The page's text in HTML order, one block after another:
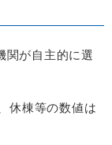
関が自主的に選
休棟等の数値は